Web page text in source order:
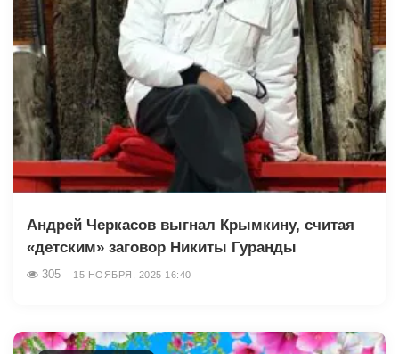
Андрей Черкасов выгнал Крымкину, считая
«детским» заговор Никиты Гуранды
305 15 НОЯБРЯ, 2025 16:40